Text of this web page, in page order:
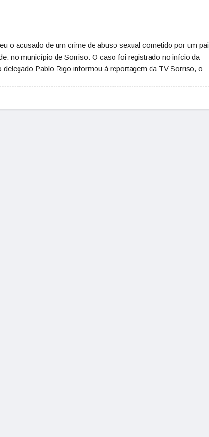
o acusado de um crime de abuso sexual cometido por um pai
no município de Sorriso. O caso foi registrado no início da
delegado Pablo Rigo informou à reportagem da TV Sorriso, o